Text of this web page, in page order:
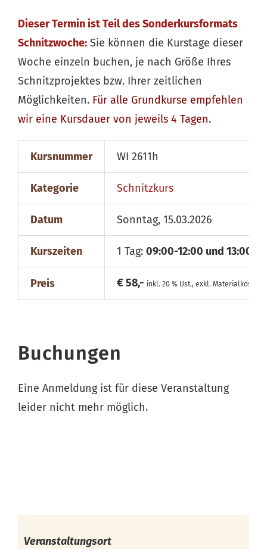
Dieser Termin ist Teil des Sonderkursformats
Schnitzwoche: Sie können die Kurstage dieser
Woche einzeln buchen, je nach Größe Ihres
Schnitzprojektes bzw. Ihrer zeitlichen
Möglichkeiten. Für alle Grundkurse empfehlen
wir eine Kursdauer von jeweils 4 Tagen.
Kursnummer WI 2611h
Kategorie Schnitzkurs
Datum Sonntag, 15.03.2026
Kurszeiten 1 Tag: 09:00-12:00 und 13:00-
Preis € 58,- inkl. 20 % Ust., exkl. Materialkosten
Buchungen
Eine Anmeldung ist für diese Veranstaltung
leider nicht mehr möglich.
Veranstaltungsort